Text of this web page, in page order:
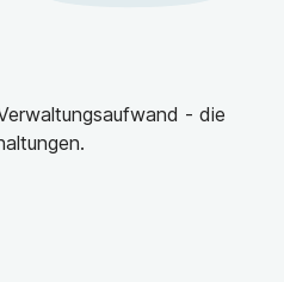
Ideen aufgeschlossenes
Ihre Karriere sowie eine
durch das neu
Arbeiten mit flachen
Jobticket
- die